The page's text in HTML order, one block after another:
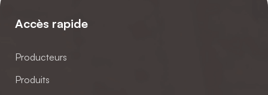
Accès rapide
Producteurs
Produits